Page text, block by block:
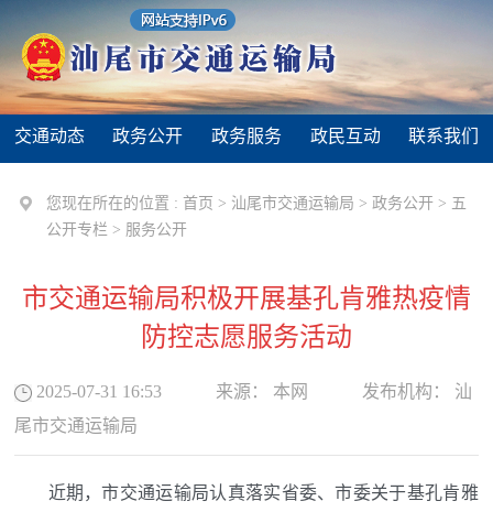
交通动态 政务公开 政务服务 政民互动 联系我们
您现在所在的位置 : 首页 > 汕尾市交通运输局 >政务公开 > 五
公开专栏 > 服务公开
市交通运输局积极开展基孔肯雅热疫情
防控志愿服务活动
2025-07-31 16:53 来源： 本网 发布机构：
汕
尾市交通运输局
近期，市交通运输局认真落实省委、市委关于基孔肯雅